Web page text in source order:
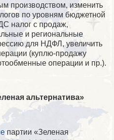
производством, изменить
по уровням бюджетной
налог с продаж,
и региональные
для НДФЛ, увеличить
(куплю-продажу
операции и пр.).
альтернатива»
партии «Зеленая